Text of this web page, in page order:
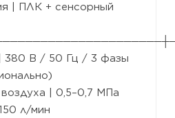
| ПЛК + сенсорный
| 380 В / 50 Гц / 3 фазы
| 0,5–0,7 МПа
л/мин